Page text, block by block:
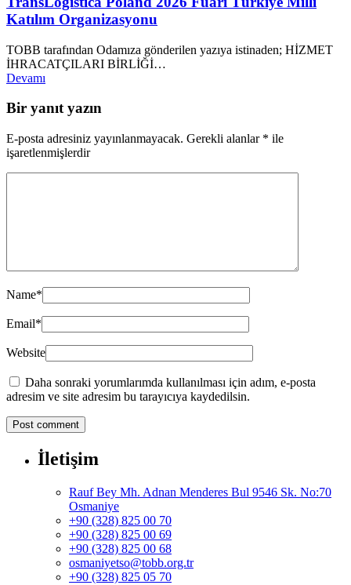
Katılım Organizasyonu
TOBB tarafından Odamıza gönderilen yazıya istinaden; HİZMET
İHRACATÇILARI BİRLİĞİ…
Devamı
Bir yanıt yazın
E-posta adresiniz yayınlanmayacak. Gerekli alanlar * ile
işaretlenmişlerdir
Name*
Email*
Website
Daha sonraki yorumlarımda kullanılması için adım, e-posta
adresim ve site adresim bu tarayıcıya kaydedilsin.
İletişim
Rauf Bey Mh. Adnan Menderes Bul 9546 Sk. No:70
Osmaniye
+90 (328) 825 00 70
+90 (328) 825 00 69
+90 (328) 825 00 68
osmaniyetso@tobb.org.tr
+90 (328) 825 05 70